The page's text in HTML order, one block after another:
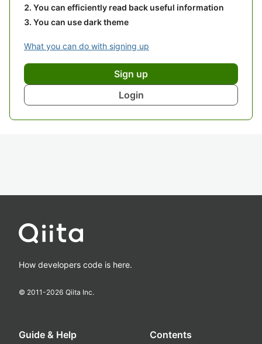
You can efficiently read back useful information
You can use dark theme
What you can do with signing up
Sign up
Login
How developers code is here.
© 2011-2026 Qiita Inc.
Guide & Help Contents